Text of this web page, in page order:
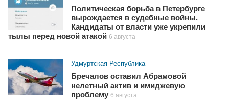
Политическая борьба в Петербурге
вырождается в судебные войны.
Кандидаты от власти уже укрепили
тылы перед новой атакой 6 августа
Удмуртская Республика
Бречалов оставил Абрамовой
нелетный актив и имиджевую
проблему 6 августа